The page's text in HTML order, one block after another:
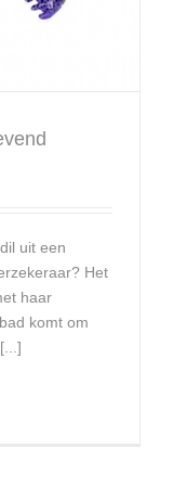
uit een
Het
haar
komt om